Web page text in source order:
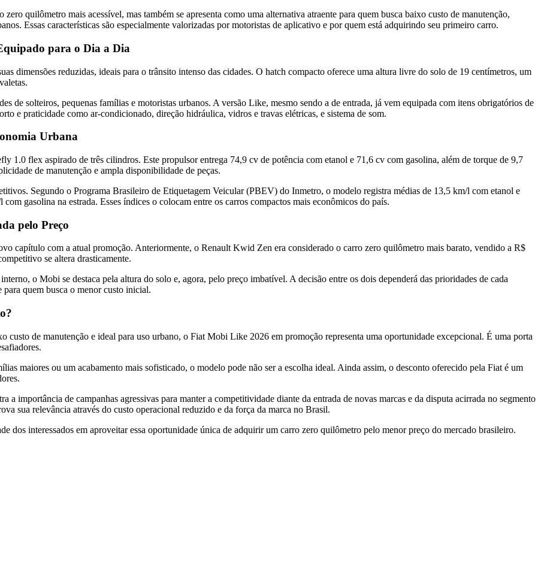
quilômetro mais acessível, mas também se apresenta como uma alternativa atraente para quem busca baixo custo de manutenção,
Essas características são especialmente valorizadas por motoristas de aplicativo e por quem está adquirindo seu primeiro carro.
para o Dia a Dia
dimensões reduzidas, ideais para o trânsito intenso das cidades. O hatch compacto oferece uma altura livre do solo de 19 centímetros, um
de solteiros, pequenas famílias e motoristas urbanos. A versão Like, mesmo sendo a de entrada, já vem equipada com itens obrigatórios de
e praticidade como ar-condicionado, direção hidráulica, vidros e travas elétricas, e sistema de som.
Urbana
1.0 flex aspirado de três cilindros. Este propulsor entrega 74,9 cv de potência com etanol e 71,6 cv com gasolina, além de torque de 9,7
de manutenção e ampla disponibilidade de peças.
Segundo o Programa Brasileiro de Etiquetagem Veicular (PBEV) do Inmetro, o modelo registra médias de 13,5 km/l com etanol e
gasolina na estrada. Esses índices o colocam entre os carros compactos mais econômicos do país.
pelo Preço
capítulo com a atual promoção. Anteriormente, o Renault Kwid Zen era considerado o carro zero quilômetro mais barato, vendido a R$
se altera drasticamente.
o Mobi se destaca pela altura do solo e, agora, pelo preço imbatível. A decisão entre os dois dependerá das prioridades de cada
quem busca o menor custo inicial.
custo de manutenção e ideal para uso urbano, o Fiat Mobi Like 2026 em promoção representa uma oportunidade excepcional. É uma porta
maiores ou um acabamento mais sofisticado, o modelo pode não ser a escolha ideal. Ainda assim, o desconto oferecido pela Fiat é um
a importância de campanhas agressivas para manter a competitividade diante da entrada de novas marcas e da disputa acirrada no segmento
sua relevância através do custo operacional reduzido e da força da marca no Brasil.
dos interessados em aproveitar essa oportunidade única de adquirir um carro zero quilômetro pelo menor preço do mercado brasileiro.